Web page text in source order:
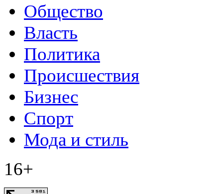
Общество
Власть
Политика
Происшествия
Бизнес
Спорт
Мода и стиль
16+